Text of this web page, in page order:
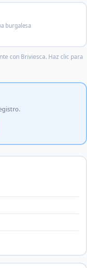
burgalesa
con Briviesca. Haz clic para